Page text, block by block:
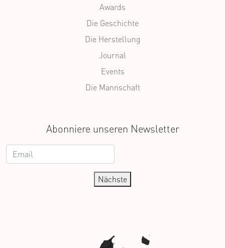
Awards
Die Geschichte
Die Herstellung
Journal
Events
Die Mannschaft
Abonniere unseren Newsletter
Nächste